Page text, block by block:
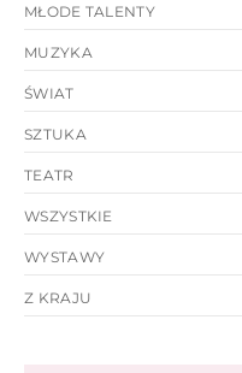
MŁODE TALENTY
MUZYKA
ŚWIAT
SZTUKA
TEATR
WSZYSTKIE
WYSTAWY
Z KRAJU